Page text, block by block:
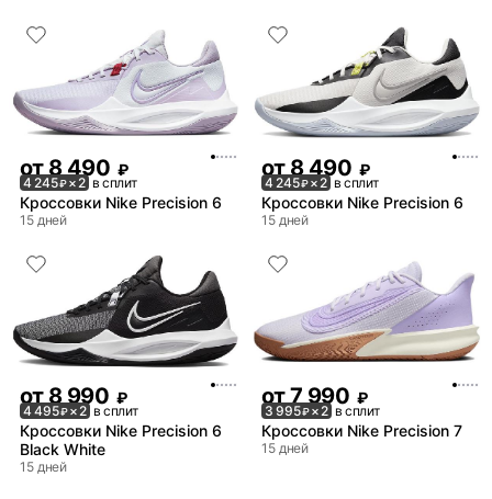
от 8 490 ₽
4 245₽× 2 в сплит
Кроссовки Nike Precision 6
15 дней
от 8 490 ₽
4 245₽× 2 в сплит
Кроссовки Nike Precision 6
15 дней
от8 990 ₽
4 495₽× 2 в сплит
Кроссовки Nike Precision 6
Black White
15 дней
от7 990 ₽
3 995₽× 2 в сплит
Кроссовки Nike Precision 7
15 дней